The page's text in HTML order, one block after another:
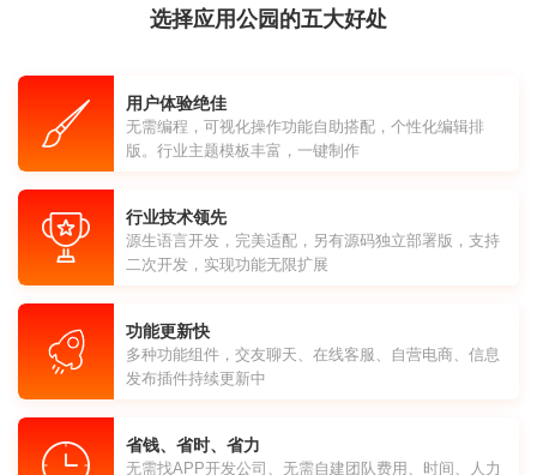
选择应用公园的五大好处
用户体验绝佳
无需编程，可视化操作功能自助搭配，个性化编辑排
版。行业主题模板丰富，一键制作
行业技术领先
源生语言开发，完美适配，另有源码独立部署版，支持
二次开发，实现功能无限扩展
功能更新快
多种功能组件，交友聊天、在线客服、自营电商、信息
发布插件持续更新中
省钱、省时、省力
无需找APP开发公司、无需自建团队费用、时间、人力